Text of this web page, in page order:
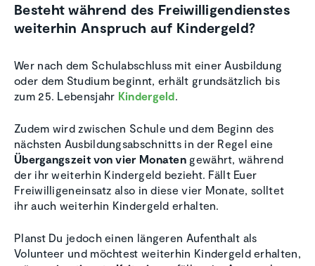
Besteht während des Freiwilligendienstes
weiterhin Anspruch auf Kindergeld?
Wer nach dem Schulabschluss mit einer Ausbildung
oder dem Studium beginnt, erhält grundsätzlich bis
zum 25. Lebensjahr Kindergeld.
Zudem wird zwischen Schule und dem Beginn des
nächsten Ausbildungsabschnitts in der Regel eine
Übergangszeit von vier Monaten gewährt, während
der ihr weiterhin Kindergeld bezieht. Fällt Euer
Freiwilligeneinsatz also in diese vier Monate, solltet
ihr auch weiterhin Kindergeld erhalten.
Planst Du jedoch einen längeren Aufenthalt als
Volunteer und möchtest weiterhin Kindergeld erhalten,